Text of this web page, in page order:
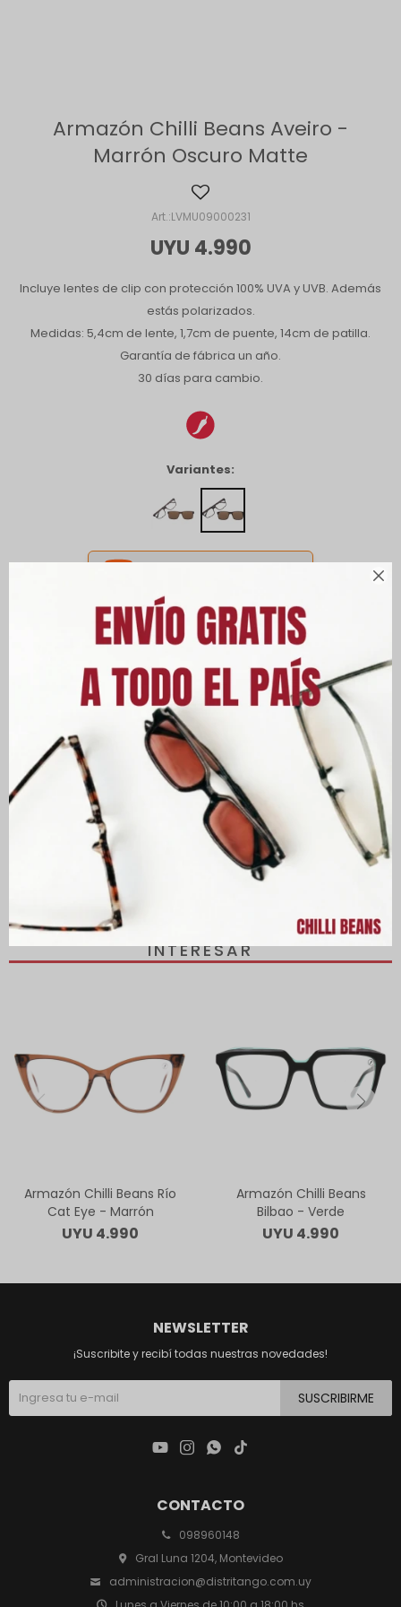

Armazón Chilli Beans Aveiro -
Marrón Oscuro Matte
LVMU09000231
UYU 4.990
Incluye lentes de clip con protección 100% UVA y UVB. Además
estás polarizados.
Medidas: 5,4cm de lente, 1,7cm de puente, 14cm de patilla.
Garantía de fábrica un año.
30 días para cambio.
Variantes:

Envíos
Cambios y Devoluciones
Medios de pago
Características
PRODUCTOS QUE TE PUEDEN
INTERESAR
Armazón Chilli Beans Río
Cat Eye - Marrón
UYU 4.990
Armazón Chilli Beans
Bilbao - Verde
UYU 4.990
CONTACTO
098960148
Gral Luna 1204, Montevideo
administracion@distritango.com.uy
NEWSLETTER
¡Suscribite y recibí todas nuestras novedades!
SUSCRIBIRME
   